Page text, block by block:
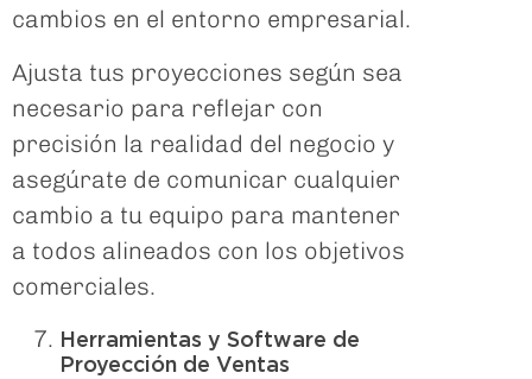
cambios en el entorno empresarial.
Ajusta tus proyecciones según sea
necesario para reflejar con
precisión la realidad del negocio y
asegúrate de comunicar cualquier
cambio a tu equipo para mantener
a todos alineados con los objetivos
comerciales.
Herramientas y Software de
Proyección de Ventas